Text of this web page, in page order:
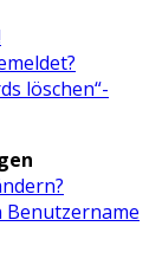
löschen“-
Benutzername